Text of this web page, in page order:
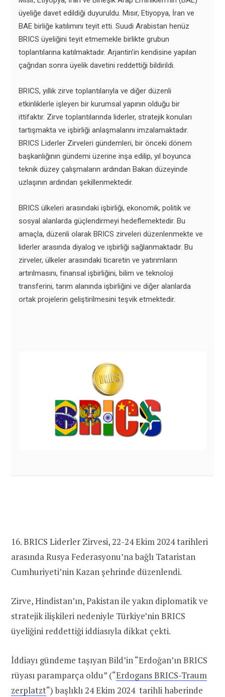
üyeliğe davet edildiği duyuruldu. Mısır, Etiyopya, İran ve
BAE birliğe katılımını teyit etti. Suudi Arabistan henüz
BRICS üyeliğini teyit etmemekle birlikte grubun
toplantılarına katılmaktadır. Arjantin’in kendisine yapılan
çağrıdan sonra üyelik davetini reddettiği bildirildi.
BRICS, yıllık zirve toplantılarıyla ve diğer düzenli
etkinliklerle işleyen bir kurumsal yapının olduğu bir
ittifaktır. Zirve toplantılarında liderler, stratejik konuları
tartışmakta ve işbirliği anlaşmalarını imzalamaktadır.
BRICS Liderler Zirveleri gündemleri, bir önceki dönem
başkanlığının gündemi üzerine inşa edilip, yıl boyunca
teknik düzey çalışmaların ardından Bakan düzeyinde
uzlaşının ardından şekillenmektedir.
BRICS ülkeleri arasındaki işbirliği, ekonomik, politik ve
sosyal alanlarda güçlendirmeyi hedeflemektedir. Bu
amaçla, düzenli olarak BRICS zirveleri düzenlenmekte ve
liderler arasında diyalog ve işbirliği sağlanmaktadır. Bu
zirveler, ülkeler arasındaki ticaretin ve yatırımların
artırılmasını, finansal işbirliğini, bilim ve teknoloji
transferini, tarım alanında işbirliğini ve diğer alanlarda
ortak projelerin geliştirilmesini teşvik etmektedir.
16. BRICS Liderler Zirvesi, 22-24 Ekim 2024 tarihleri
arasında Rusya Federasyonu’na bağlı Tataristan
Cumhuriyeti’nin Kazan şehrinde düzenlendi.
Zirve, Hindistan’ın, Pakistan ile yakın diplomatik ve
stratejik ilişkileri nedeniyle Türkiye’nin BRICS
üyeliğini reddettiği iddiasıyla dikkat çekti.
İddiayı gündeme taşıyan Bild’in “Erdoğan’ın BRICS
rüyası paramparça oldu” (“Erdogans BRICS-Traum
zerplatzt“) başlıklı 24 Ekim 2024 tarihli haberinde